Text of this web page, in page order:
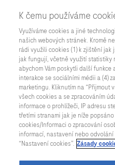
Všechny aktuality
K čemu používáme
Využíváme cookies a jiné
našich webových stránek. Kromě
rádi využili cookies (1) k zjištění
jak fungují, včetně využití statistiky
abychom Vám poskytli další funkce
interakce se sociálními médii a (4)
marketingu. Kliknutím na “Přijmout
všech cookies a se zpracováním
informace o prohlížeči, IP adresu
třetími stranami jak je níže
cookies/Informaci o zpracování
informací, nastavení nebo
“Nastavení cookies”. Zásady